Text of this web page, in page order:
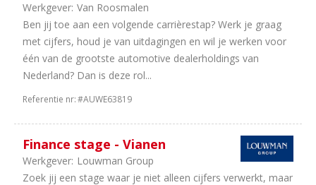
Werkgever: Van Roosmalen
Ben jij toe aan een volgende carrièrestap? Werk je graag
met cijfers, houd je van uitdagingen en wil je werken voor
één van de grootste automotive dealerholdings van
Nederland? Dan is deze rol...
Referentie nr:#AUWE63819
Finance stage - Vianen
Werkgever: Louwman Group
Zoek jij een stage waar je niet alleen cijfers verwerkt, maar